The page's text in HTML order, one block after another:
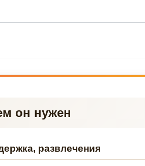
он нужен
развлечения